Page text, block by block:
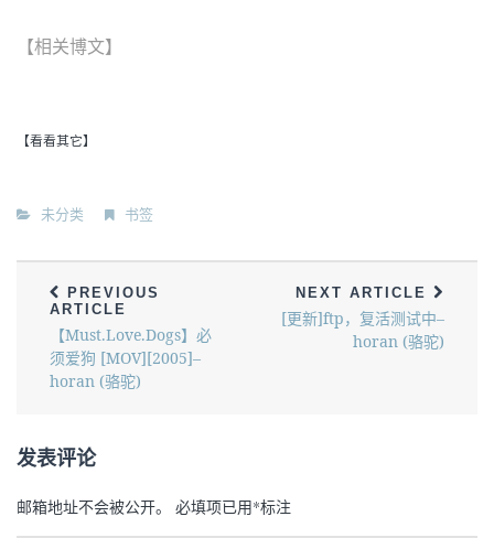
【相关博文】
【看看其它】
未分类 书签
PREVIOUS
ARTICLE
【Must.Love.Dogs】必
须爱狗 [MOV][2005]–
horan (骆驼)
NEXT ARTICLE
[更新]ftp，复活测试中–
horan (骆驼)
发表评论
邮箱地址不会被公开。 必填项已用*标注